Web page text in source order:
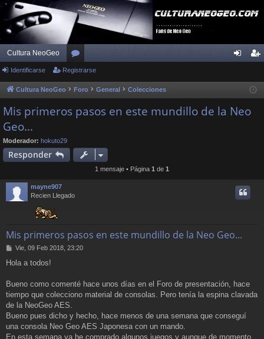
Cultura NeoGeo
or
os
fic
ist
Identificarse Registrarse
Cultura NeoGeo Foro General Colecciones
Mis primeros pasos en este mundillo de la Neo
Geo...
Moderador: hokuto29
Responder
1 mensaje • Página 1 de 1
mayne907
Recien Llegado
Mis primeros pasos en este mundillo de la Neo Geo...
M
n
a
Vie, 09 Feb 2018, 23:20
Hola a todos!
Bueno como comenté hace unos días en el Foro de presentación, hace
tiempo que colecciono material de consolas. Pero tenía la espina clavada
de la NeoGeo AES.
Bueno pues dicho y hecho, hace menos de una semana que conseguí
una consola Neo Geo AES Japonesa con un mando.
En esta semana ya he comprado algunos juegos y aunque de momento